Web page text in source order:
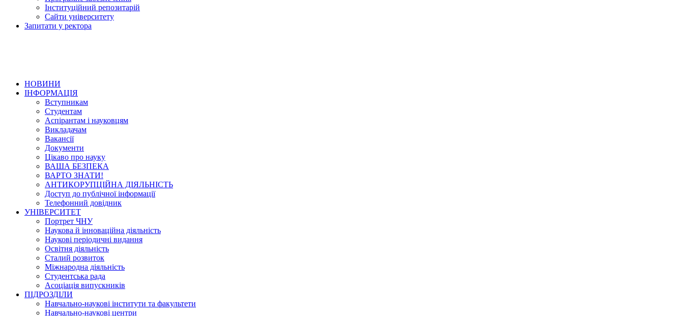
Інституційний репозитарій
Сайти університету
Запитати у ректора
НОВИНИ
ІНФОРМАЦІЯ
Вступникам
Студентам
Аспірантам і науковцям
Викладачам
Вакансії
Документи
Цікаво про науку
ВАША БЕЗПЕКА
ВАРТО ЗНАТИ!
АНТИКОРУПЦІЙНА ДІЯЛЬНІСТЬ
Доступ до публічної інформації
Телефонний довідник
УНІВЕРСИТЕТ
Портрет ЧНУ
Наукова й інноваційна діяльність
Наукові періодичні видання
Освітня діяльність
Сталий розвиток
Міжнародна діяльність
Студентська рада
Асоціація випускників
ПІДРОЗДІЛИ
Навчально-наукові інститути та факультети
Навчально-наукові центри